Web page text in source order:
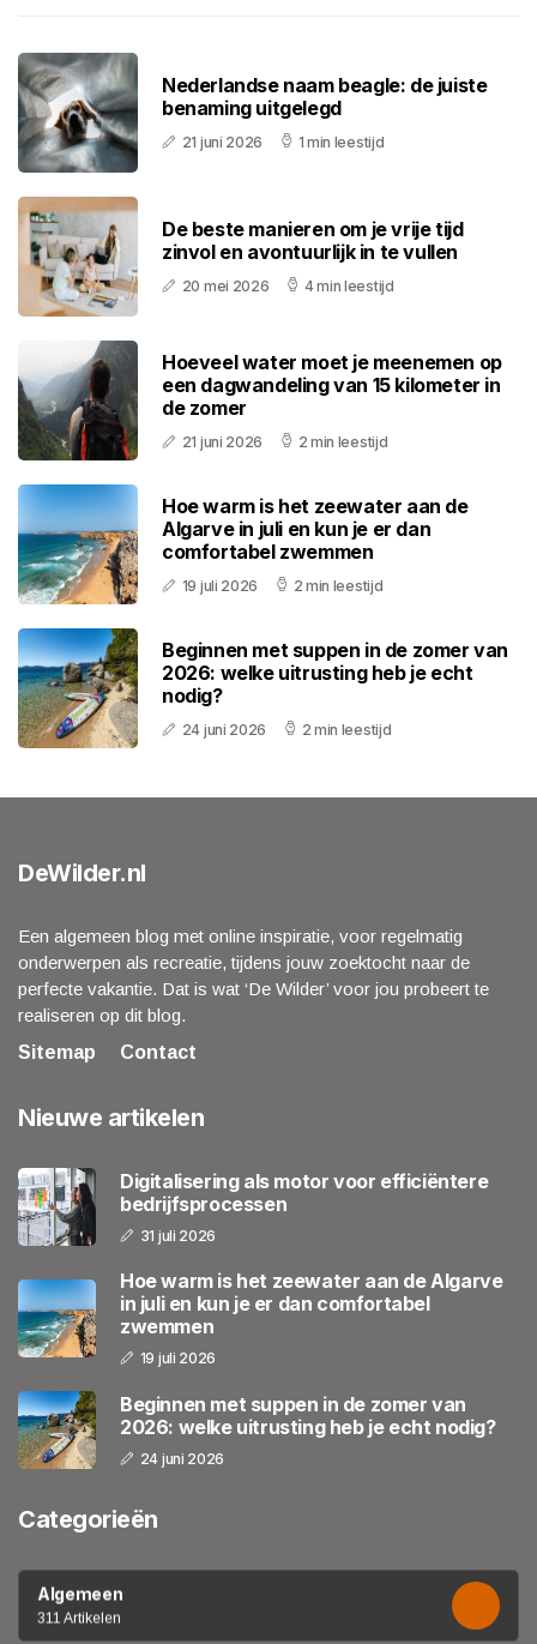
Nederlandse naam beagle: de juiste
benaming uitgelegd
21 juni 2026 1 min leestijd
De beste manieren om je vrije tijd
zinvol en avontuurlijk in te vullen
20 mei 2026 4 min leestijd
Hoeveel water moet je meenemen op
een dagwandeling van 15 kilometer in
de zomer
21 juni 2026 2 min leestijd
Hoe warm is het zeewater aan de
Algarve in juli en kun je er dan
comfortabel zwemmen
19 juli 2026 2 min leestijd
Beginnen met suppen in de zomer van
2026: welke uitrusting heb je echt
nodig?
24 juni 2026 2 min leestijd
DeWilder.nl
Een algemeen blog met online inspiratie, voor regelmatig
onderwerpen als recreatie, tijdens jouw zoektocht naar de
perfecte vakantie. Dat is wat ‘De Wilder’ voor jou probeert te
realiseren op dit blog.
Sitemap
Contact
Nieuwe artikelen
Digitalisering als motor voor efficiëntere
bedrijfsprocessen
31 juli 2026
Hoe warm is het zeewater aan de Algarve
in juli en kun je er dan comfortabel
zwemmen
19 juli 2026
Beginnen met suppen in de zomer van
2026: welke uitrusting heb je echt nodig?
24 juni 2026
Categorieën
Algemeen
311 Artikelen